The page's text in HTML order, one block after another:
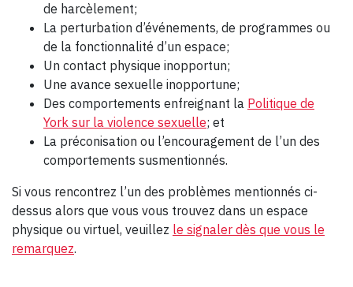
de harcèlement;
La perturbation d’événements, de programmes ou
de la fonctionnalité d’un espace;
Un contact physique inopportun;
Une avance sexuelle inopportune;
Des comportements enfreignant la Politique de
York sur la violence sexuelle; et
La préconisation ou l’encouragement de l’un des
comportements susmentionnés.
Si vous rencontrez l’un des problèmes mentionnés ci-
dessus alors que vous vous trouvez dans un espace
physique ou virtuel, veuillez le signaler dès que vous le
remarquez.